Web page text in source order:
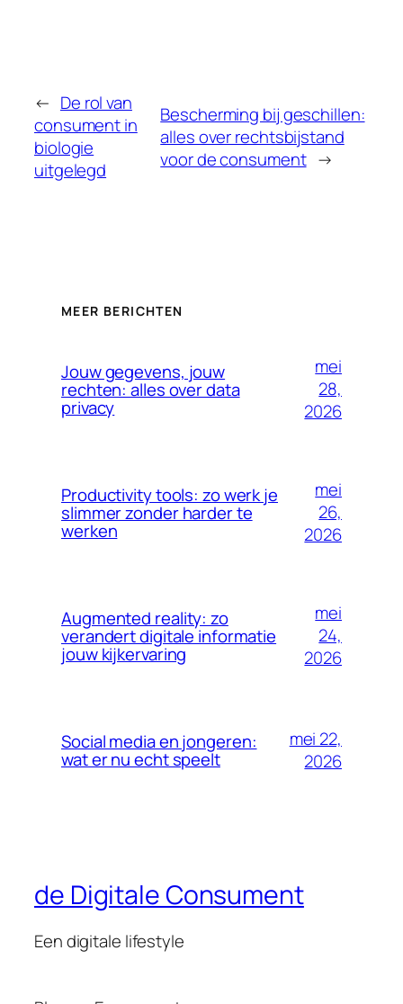
← De rol van
consument in
biologie
uitgelegd
Bescherming bij geschillen:
alles over rechtsbijstand
voor de consument →
MEER BERICHTEN
Jouw gegevens, jouw
rechten: alles over data
privacy
mei
28,
2026
Productivity tools: zo werk je
slimmer zonder harder te
werken
mei
26,
2026
Augmented reality: zo
verandert digitale informatie
jouw kijkervaring
mei
24,
2026
Social media en jongeren:
wat er nu echt speelt
mei 22,
2026
de Digitale Consument
Een digitale lifestyle